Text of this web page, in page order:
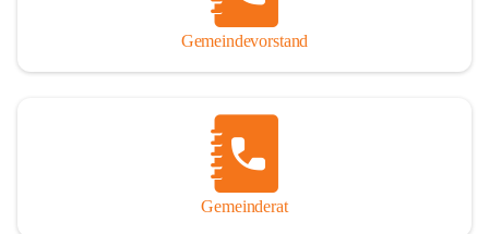
manchmal auch nachdenklich machenden Zeitreise durch die
Jahrhunderte, ja Jahrtausende alte Geschichte von der Steinzeit
einladen.
Gemeindevorstand
Gemeinderat